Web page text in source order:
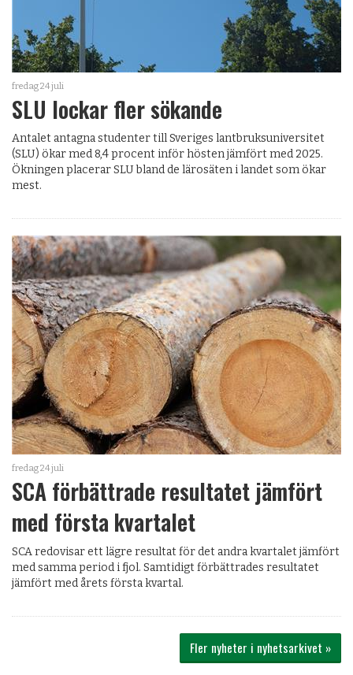
fredag 24 juli
SLU lockar fler sökande
Antalet antagna studenter till Sveriges lantbruksuniversitet
(SLU) ökar med 8,4 procent inför hösten jämfört med 2025.
Ökningen placerar SLU bland de lärosäten i landet som ökar
mest.
fredag 24 juli
SCA förbättrade resultatet jämfört
med första kvartalet
SCA redovisar ett lägre resultat för det andra kvartalet jämfört
med samma period i fjol. Samtidigt förbättrades resultatet
jämfört med årets första kvartal.
Fler nyheter i nyhetsarkivet »